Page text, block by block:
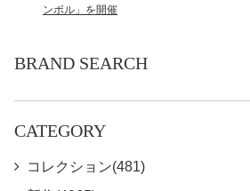
ンボル」を開催
BRAND SEARCH
CATEGORY
コレクション(481)